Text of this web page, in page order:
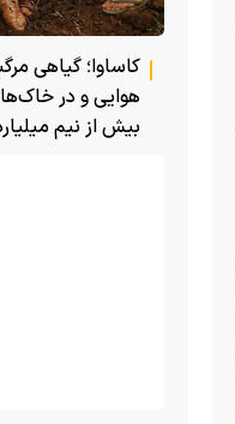
کاساوا؛ گیاهی
هوایی و در
بیش از نیم